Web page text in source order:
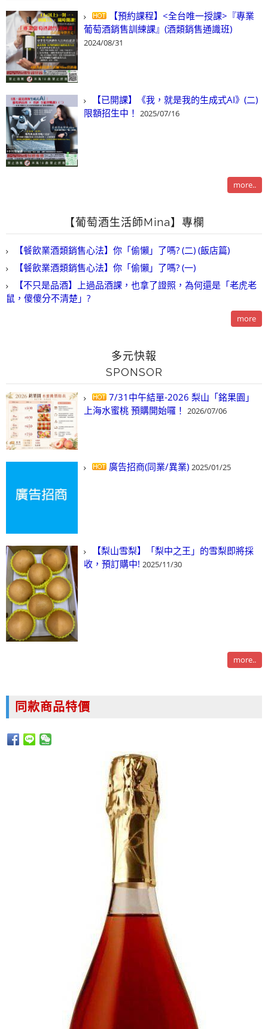
【預約課程】<全台唯一授課>『專業
葡萄酒銷售訓練課』(酒類銷售通識班)
2024/08/31
【已開課】《我，就是我的生成式AI》(二)
限額招生中！ 2025/07/16
more..
【葡萄酒生活師Mina】專欄
【餐飲業酒類銷售心法】你「偷懶」了嗎? (二) (飯店篇)
【餐飲業酒類銷售心法】你「偷懶」了嗎? (一)
【不只是品酒】上過品酒課，也拿了證照，為何還是「老虎老
鼠，傻傻分不清楚」?
more
多元快報
SPONSOR
7/31中午結單-2026 梨山「銘果園」
上海水蜜桃 預購開始囉！ 2026/07/06
廣告招商(同業/異業) 2025/01/25
【梨山雪梨】「梨中之王」的雪梨即將採
收，預訂購中! 2025/11/30
more..
同款商品特價